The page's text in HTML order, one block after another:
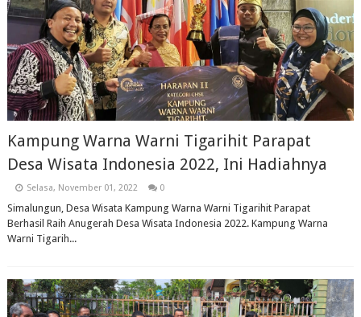
Kampung Warna Warni Tigarihit Parapat
Desa Wisata Indonesia 2022, Ini Hadiahnya
Selasa, November 01, 2022 0
Simalungun, Desa Wisata Kampung Warna Warni Tigarihit Parapat
Berhasil Raih Anugerah Desa Wisata Indonesia 2022. Kampung Warna
Warni Tigarih...